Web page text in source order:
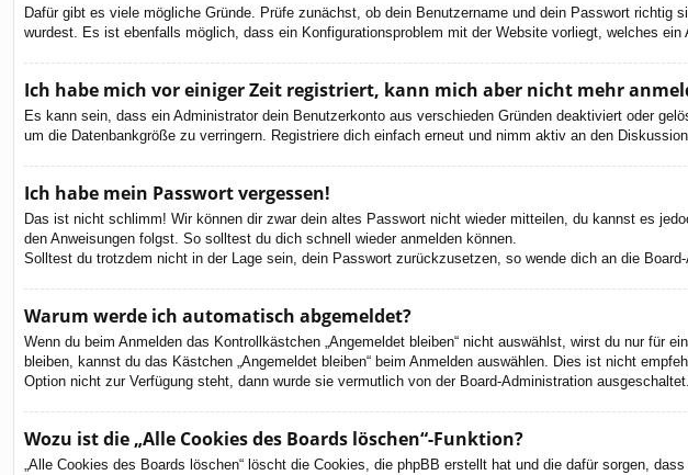
Dafür gibt es viele mögliche Gründe. Prüfe zunächst, ob dein Benutzername und dein Passwort
wurdest. Es ist ebenfalls möglich, dass ein Konfigurationsproblem mit der Website vorliegt, welches ein
Ich habe mich vor einiger Zeit registriert, kann mich aber nicht mehr
Es kann sein, dass ein Administrator dein Benutzerkonto aus verschieden Gründen deaktiviert oder
um die Datenbankgröße zu verringern. Registriere dich einfach erneut und nimm aktiv an den
Ich habe mein Passwort vergessen!
Das ist nicht schlimm! Wir können dir zwar dein altes Passwort nicht wieder mitteilen, du kannst es
den Anweisungen folgst. So solltest du dich schnell wieder anmelden können.
Solltest du trotzdem nicht in der Lage sein, dein Passwort zurückzusetzen, so wende dich an die
Warum werde ich automatisch abgemeldet?
Wenn du beim Anmelden das Kontrollkästchen „Angemeldet bleiben“ nicht auswählst, wirst du nur für
bleiben, kannst du das Kästchen „Angemeldet bleiben“ beim Anmelden auswählen. Dies ist nicht
Option nicht zur Verfügung steht, dann wurde sie vermutlich von der Board-Administration ausgeschaltet.
Wozu ist die „Alle Cookies des Boards löschen“-Funktion?
„Alle Cookies des Boards löschen“ löscht die Cookies, die phpBB erstellt hat und die dafür sorgen,